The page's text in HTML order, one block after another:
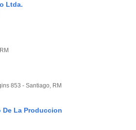
Ltda.
853 - Santiago, RM
De La Produccion